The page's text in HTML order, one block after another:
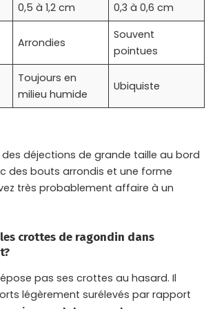
0,5 à 1,2 cm 0,3 à 0,6 cm
Arrondies
Souvent
pointues
Toujours en
milieu humide
Ubiquiste
des déjections de grande taille au bord
des bouts arrondis et une forme
très probablement affaire à un
crottes de ragondin dans
pas ses crottes au hasard. Il
légèrement surélevés par rapport